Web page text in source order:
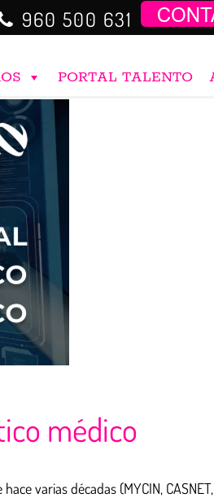
960 500 631
PORTAL TALENTO
médico
varias décadas (MYCIN,